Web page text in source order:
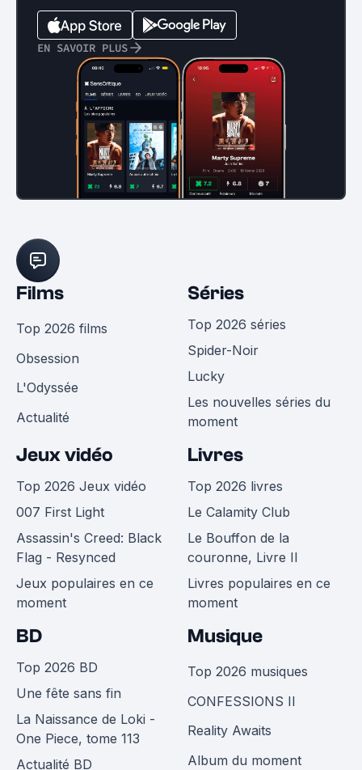
EN SAVOIR PLUS
Films
Top 2026 films
Obsession
L'Odyssée
Actualité
Séries
Top 2026 séries
Spider-Noir
Lucky
Les nouvelles séries du
moment
Jeux vidéo
Top 2026 Jeux vidéo
007 First Light
Assassin's Creed: Black
Flag - Resynced
Jeux populaires en ce
moment
Livres
Top 2026 livres
Le Calamity Club
Le Bouffon de la
couronne, Livre II
Livres populaires en ce
moment
BD
Top 2026 BD
Une fête sans fin
La Naissance de Loki -
One Piece, tome 113
Actualité BD
Musique
Top 2026 musiques
CONFESSIONS II
Reality Awaits
Album du moment